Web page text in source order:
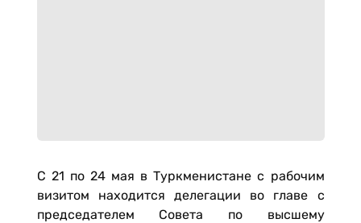
С 21 по 24 мая в Туркменистане с рабочим
визитом находится делегации во главе с
председателем Совета по высшему